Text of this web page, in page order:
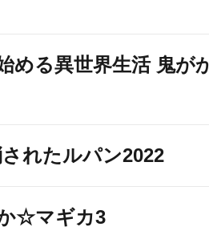
める異世界生活 鬼が
れたルパン2022
☆マギカ3